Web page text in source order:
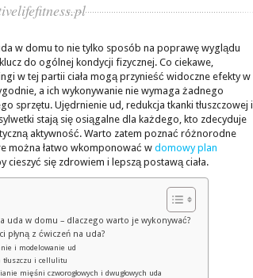
w domu to nie tylko sposób na poprawę wyglądu
do ogólnej kondycji fizycznej. Co ciekawe,
w tej partii ciała mogą przynieść widoczne efekty w
a ich wykonywanie nie wymaga żadnego
sprzętu. Ujędrnienie ud, redukcja tkanki tłuszczowej i
stają się osiągalne dla każdego, kto zdecyduje
aktywność. Warto zatem poznać różnorodne
można łatwo wkomponować wdomowy plan
cieszyć się zdrowiem i lepszą postawą ciała.
uda w domu – dlaczego warto je wykonywać?
płyną z ćwiczeń na uda?
i modelowanie ud
tłuszczu i cellulitu
mięśni czworogłowych i dwugłowych uda